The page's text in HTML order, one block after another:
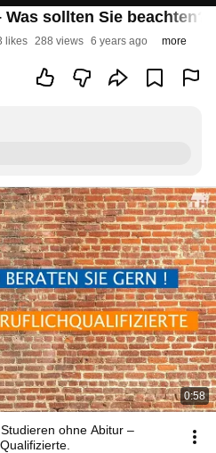
sollten Sie beachten?
likes 288 views 6 years ago more
0:58
ohne Abitur –